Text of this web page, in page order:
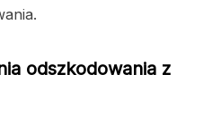
odszkodowania z